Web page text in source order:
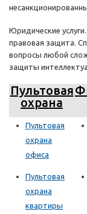
Юридические
правовая защита.
вопросы любой
защиты
Пультовая
охрана
Пультовая
охрана
офиса
Пультовая
охрана
квартиры